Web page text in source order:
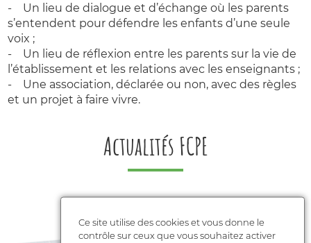
- Un lieu de dialogue et d’échange où les parents
s’entendent pour défendre les enfants d’une seule
voix ;
- Un lieu de réflexion entre les parents sur la vie de
l’établissement et les relations avec les enseignants ;
- Une association, déclarée ou non, avec des règles
et un projet à faire vivre.
Actualités FCPE
Ce site utilise des cookies et vous donne le
contrôle sur ceux que vous souhaitez activer